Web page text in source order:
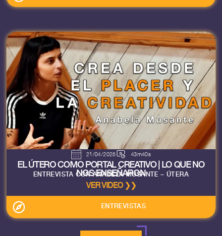
21/04/2025 43m40s
EL ÚTERO COMO PORTAL CREATIVO | LO QUE NO
NOS ENSEÑARON
ENTREVISTA CON ANABELA MUSANTE – ÚTERA
VER VIDEO ❯❯
ENTREVISTAS